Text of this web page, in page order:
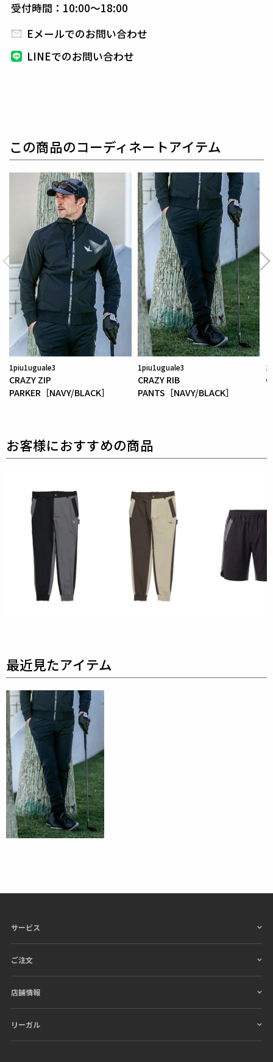
日本から世界に向けて発信するブランドとして世界中
の上質な素材を贅沢に使用し、
グジュアリーブランドが提案する、高いデザイン性と
ィッティングを兼ね備え着る者全てに高揚感と優越感
【ワッペンロゴに関するご注意】
本製品に使用しているワッペンロゴ(鶴+113G)は熱圧
着加工にて取り付けを行っておりますが、上質な生地
を採用している為、素材特有の滑らかさや洗濯環境の
影響により まれにワッペンが剥がれやすくなる場合が
ございます。
※万が一剥がれが生じた場合は、弊社にて修理対応を
承りますのでお気軽にご連絡ください。
素材
表地 : ナイロン85% ポリウレタン15%
中綿 : ポリエステル100%
受付時間：10:00～18:00
Eメールでのお問い合わせ
LINEでのお問い合わせ
この商品のコーディネートアイテム
1piu1uguale3
CRAZY ZIP
PARKER［NAVY/BLACK］
1piu1uguale3
CRAZY RIB
PANTS［NAVY/BLACK］
サービス
ご注文
店舗情報
リーガル